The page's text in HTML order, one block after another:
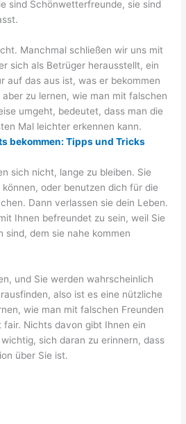
sind Schönwetterfreunde, sie sind
Manchmal schließen wir uns mit
sich als Betrüger herausstellt, ein
auf das aus ist, was er bekommen
zu lernen, wie man mit falschen
umgeht, bedeutet, dass man die
Mal leichter erkennen kann.
bekommen: Tipps und Tricks
sich nicht, lange zu bleiben. Sie
oder benutzen dich für die
Dann verlassen sie dein Leben.
Ihnen befreundet zu sein, weil Sie
sind, dem sie nahe kommen
und Sie werden wahrscheinlich
also ist es eine nützliche
wie man mit falschen Freunden
Nichts davon gibt Ihnen ein
sich daran zu erinnern, dass
über Sie ist.